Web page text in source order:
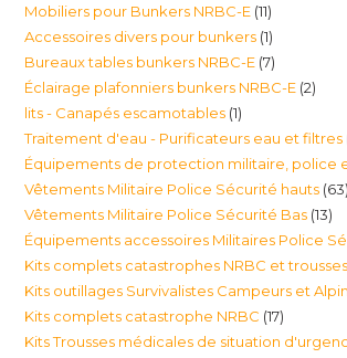
produits
Mobiliers pour Bunkers NRBC-E 1111
produits
Accessoires divers pour bunkers 11
produit
Bureaux tables bunkers NRBC-E 77
produits
Éclairage plafonniers bunkers NRBC-E 22
lits - Canapés escamotables 11
produit
Traitement d'eau - Purificateurs eau et filtres
Équipements de protection militaire, police
Vêtements Militaire Police Sécurité hauts 63
Vêtements Militaire Police Sécurité Bas 1313
Équipements accessoires Militaires Police
Kits complets catastrophes NRBC et
Kits outillages Survivalistes Campeurs et
Kits complets catastrophe NRBC 1717
produits
Kits Trousses médicales de situation